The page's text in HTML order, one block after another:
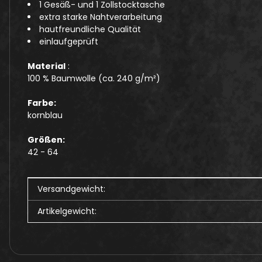
1 Gesäß- und 1 Zollstocktasche
extra starke Nahtverarbeitung
hautfreundliche Qualität
einlaufgeprüft
Material :
100 % Baumwolle (ca. 240 g/m²)
Farbe:
kornblau
Größen:
42 - 64
Produkteigenschaft
Wert
Versandgewicht:
Artikelgewicht: